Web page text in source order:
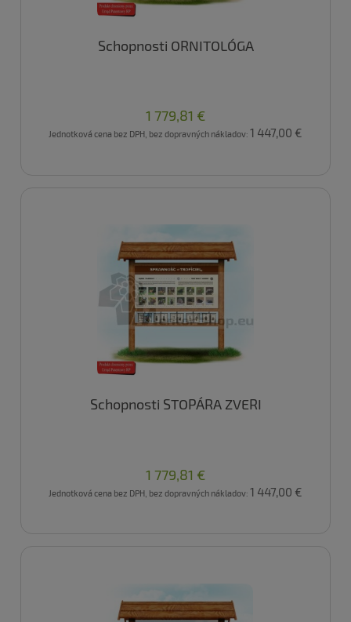
Schopnosti ORNITOLÓGA
1 779,81 €
Jednotková cena bez DPH, bez dopravných nákladov: 1 447,00 €
Schopnosti STOPÁRA ZVERI
1 779,81 €
Jednotková cena bez DPH, bez dopravných nákladov: 1 447,00 €